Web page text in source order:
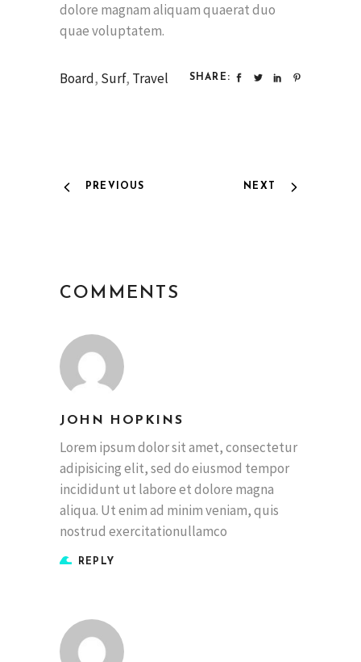
dolore magnam aliquam quaerat duo
quae voluptatem.
Board, Surf, Travel SHARE:
PREVIOUS NEXT
COMMENTS
JOHN HOPKINS
Lorem ipsum dolor sit amet, consectetur
adipisicing elit, sed do eiusmod tempor
incididunt ut labore et dolore magna
aliqua. Ut enim ad minim veniam, quis
nostrud exercitationullamco
REPLY